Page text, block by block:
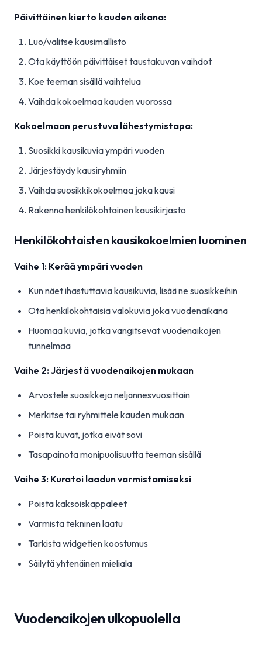
Päivittäinen kierto kauden aikana:
Luo/valitse kausimallisto
Ota käyttöön päivittäiset taustakuvan vaihdot
Koe teeman sisällä vaihtelua
Vaihda kokoelmaa kauden vuorossa
Kokoelmaan perustuva lähestymistapa:
Suosikki kausikuvia ympäri vuoden
Järjestäydy kausiryhmiin
Vaihda suosikkikokoelmaa joka kausi
Rakenna henkilökohtainen kausikirjasto
Henkilökohtaisten kausikokoelmien luominen
Vaihe 1: Kerää ympäri vuoden
Kun näet ihastuttavia kausikuvia, lisää ne suosikkeihin
Ota henkilökohtaisia valokuvia joka vuodenaikana
Huomaa kuvia, jotka vangitsevat vuodenaikojen
tunnelmaa
Vaihe 2: Järjestä vuodenaikojen mukaan
Arvostele suosikkeja neljännesvuosittain
Merkitse tai ryhmittele kauden mukaan
Poista kuvat, jotka eivät sovi
Tasapainota monipuolisuutta teeman sisällä
Vaihe 3: Kuratoi laadun varmistamiseksi
Poista kaksoiskappaleet
Varmista tekninen laatu
Tarkista widgetien koostumus
Säilytä yhtenäinen mieliala
Vuodenaikojen ulkopuolella